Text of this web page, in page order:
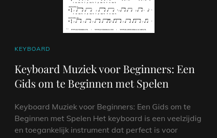
CAT
KEYBOARD
Keyboard Muziek voor Beginners: Een
Gids om te Beginnen met Spelen
Keyboard Muziek voor Beginners: Een Gids om te
Beginnen met Spelen Het keyboard is een veelzijdig
en toegankelijk instrument dat perfect is voor